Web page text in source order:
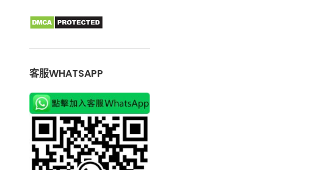
客服WHATSAPP